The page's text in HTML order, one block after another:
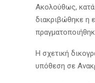
Ακολούθως,
διακριβώθηκε η
Η σχετική
υπόθεση σε